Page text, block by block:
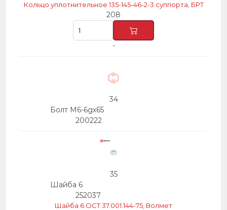
Кольцо уплотнительное 135-145-46-2-3 суппорта, БРТ
208
-
34
Болт М6-6gх65
200222
35
Шайба 6
252037
Шайба 6 ОСТ 37.001.144-75, Волмет